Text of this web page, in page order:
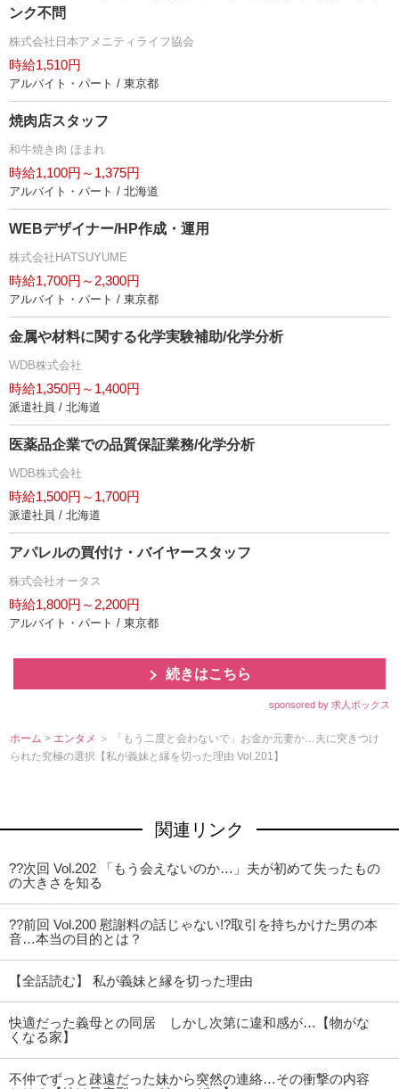
ンク不問
株式会社日本アメニティライフ協会
時給1,510円
アルバイト・パート / 東京都
焼肉店スタッフ
和牛焼き肉 ほまれ
時給1,100円～1,375円
アルバイト・パート / 北海道
WEBデザイナー/HP作成・運用
株式会社HATSUYUME
時給1,700円～2,300円
アルバイト・パート / 東京都
金属や材料に関する化学実験補助/化学分析
WDB株式会社
時給1,350円～1,400円
派遣社員 / 北海道
医薬品企業での品質保証業務/化学分析
WDB株式会社
時給1,500円～1,700円
派遣社員 / 北海道
アパレルの買付け・バイヤースタッフ
株式会社オータス
時給1,800円～2,200円
アルバイト・パート / 東京都
続きはこちら
sponsored by 求人ボックス
ホーム > エンタメ ＞ 「もう二度と会わないで」お金か元妻か…夫に突きつけ
られた究極の選択【私が義妹と縁を切った理由 Vol.201】
関連リンク
??次回 Vol.202 「もう会えないのか…」夫が初めて失ったもの
の大きさを知る
??前回 Vol.200 慰謝料の話じゃない!?取引を持ちかけた男の本
音…本当の目的とは？
【全話読む】 私が義妹と縁を切った理由
快適だった義母との同居 しかし次第に違和感が…【物がな
くなる家】
不仲でずっと疎遠だった妹から突然の連絡…その衝撃の内容